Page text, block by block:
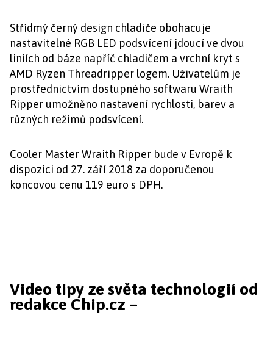
Střídmý černý design chladiče obohacuje
nastavitelné RGB LED podsvícení jdoucí ve dvou
liniích od báze napříč chladičem a vrchní kryt s
AMD Ryzen Threadripper logem. Uživatelům je
prostřednictvím dostupného softwaru Wraith
Ripper umožněno nastavení rychlosti, barev a
různých režimů podsvícení.
Cooler Master Wraith Ripper bude v Evropě k
dispozici od 27. září 2018 za doporučenou
koncovou cenu 119 euro s DPH.
Video tipy ze světa technologií od
redakce Chip.cz –